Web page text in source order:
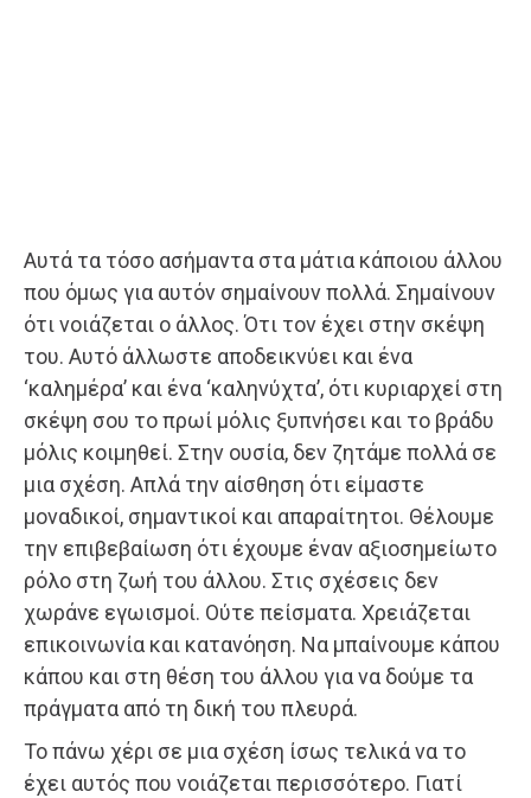
Αυτά τα τόσο ασήμαντα στα μάτια κάποιου άλλου
που όμως για αυτόν σημαίνουν πολλά. Σημαίνουν
ότι νοιάζεται ο άλλος. Ότι τον έχει στην σκέψη
του. Αυτό άλλωστε αποδεικνύει και ένα
‘καλημέρα’ και ένα ‘καληνύχτα’, ότι κυριαρχεί στη
σκέψη σου το πρωί μόλις ξυπνήσει και το βράδυ
μόλις κοιμηθεί. Στην ουσία, δεν ζητάμε πολλά σε
μια σχέση. Απλά την αίσθηση ότι είμαστε
μοναδικοί, σημαντικοί και απαραίτητοι. Θέλουμε
την επιβεβαίωση ότι έχουμε έναν αξιοσημείωτο
ρόλο στη ζωή του άλλου. Στις σχέσεις δεν
χωράνε εγωισμοί. Ούτε πείσματα. Χρειάζεται
επικοινωνία και κατανόηση. Να μπαίνουμε κάπου
κάπου και στη θέση του άλλου για να δούμε τα
πράγματα από τη δική του πλευρά.
Το πάνω χέρι σε μια σχέση ίσως τελικά να το
έχει αυτός που νοιάζεται περισσότερο. Γιατί